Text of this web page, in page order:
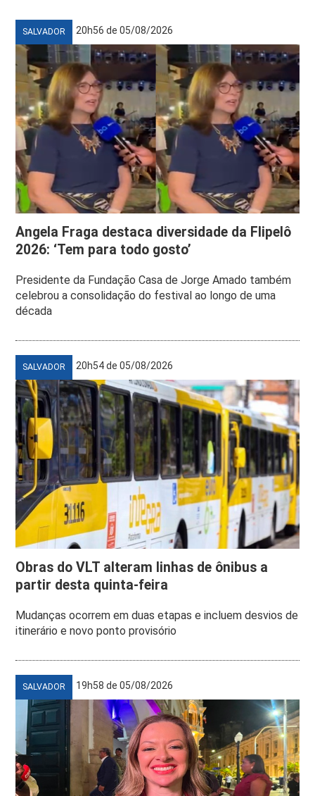
SALVADOR 20h56 de 05/08/2026
Angela Fraga destaca diversidade da Flipelô
2026: ‘Tem para todo gosto’
Presidente da Fundação Casa de Jorge Amado também
celebrou a consolidação do festival ao longo de uma
década
SALVADOR 20h54 de 05/08/2026
Obras do VLT alteram linhas de ônibus a
partir desta quinta-feira
Mudanças ocorrem em duas etapas e incluem desvios de
itinerário e novo ponto provisório
SALVADOR 19h58 de 05/08/2026